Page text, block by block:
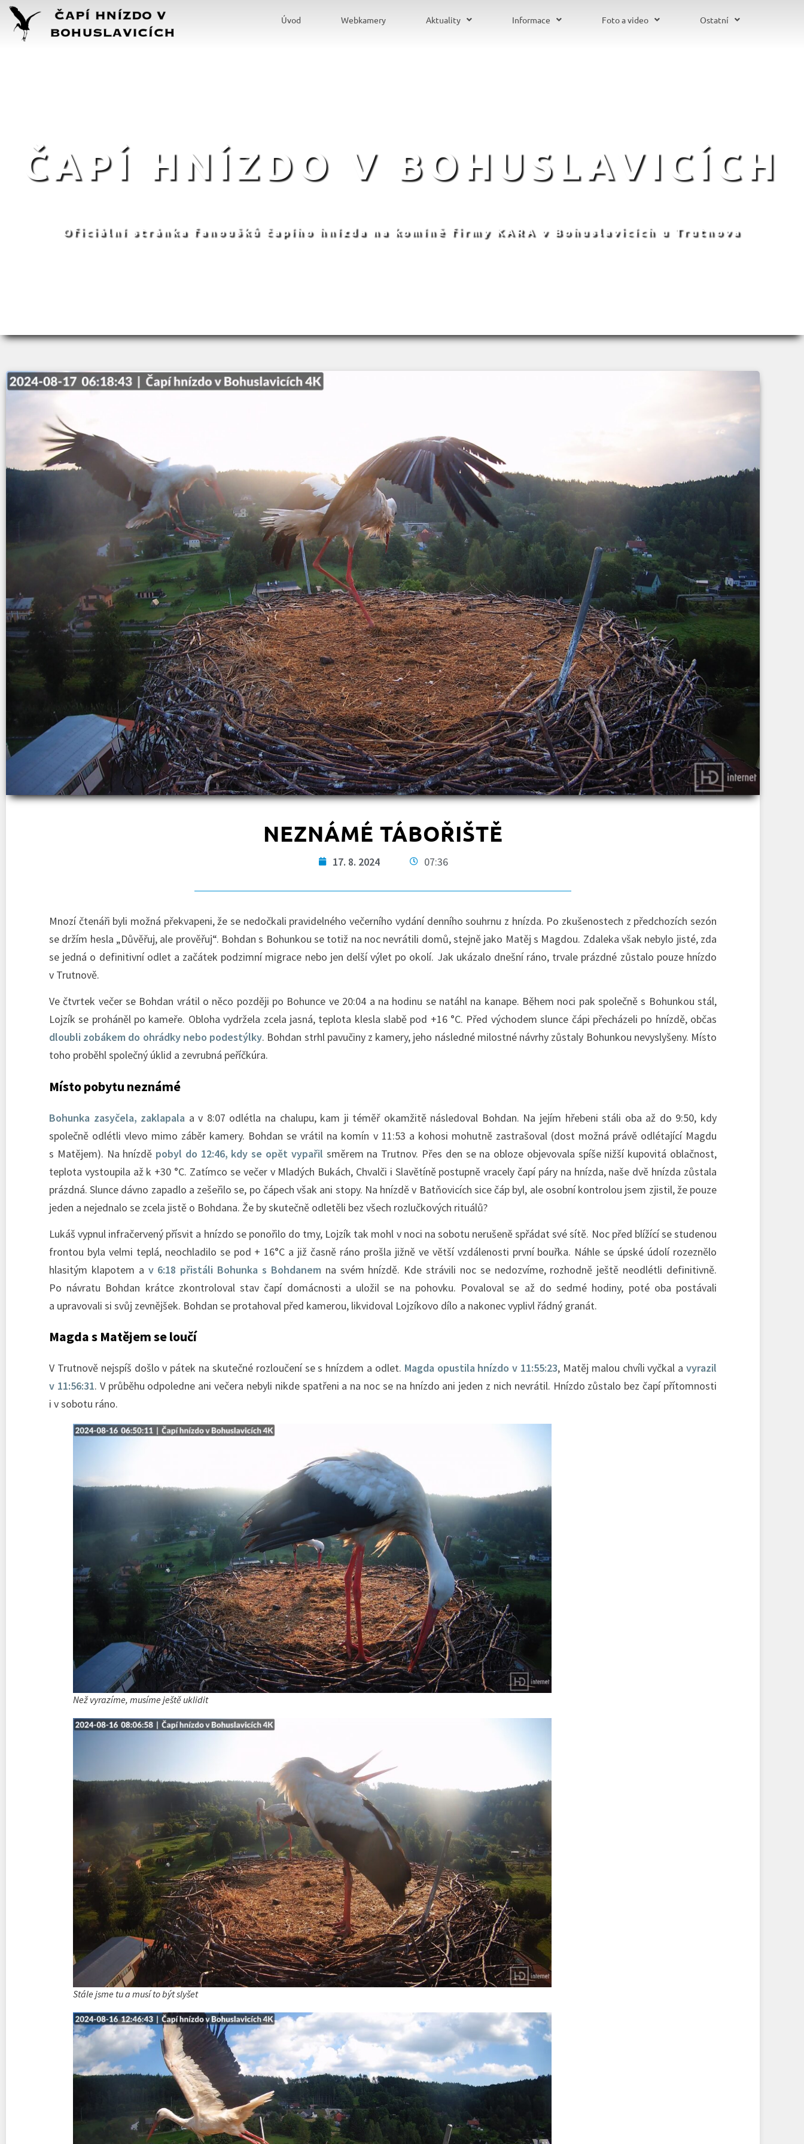
Úvod Webkamery Aktuality Informace Foto a video Ostatní
ČAPÍ HNÍZDO V BOHUSLAVICÍCH
Oficiální stránka fanoušků čapího hnízda na komíně firmy KARA v Bohuslavicích u Trutnova
NEZNÁMÉ TÁBOŘIŠTĚ
17. 8. 2024 07:36
Mnozí čtenáři byli možná překvapeni, že se nedočkali pravidelného večerního vydání denního souhrnu z hnízda. Po zkušenostech z předchozích sezón
se držím hesla „Důvěřuj, ale prověřuj“. Bohdan s Bohunkou se totiž na noc nevrátili domů, stejně jako Matěj s Magdou. Zdaleka však nebylo jisté, zda
se jedná o definitivní odlet a začátek podzimní migrace nebo jen delší výlet po okolí. Jak ukázalo dnešní ráno, trvale prázdné zůstalo pouze hnízdo
v Trutnově.
Ve čtvrtek večer se Bohdan vrátil o něco později po Bohunce ve 20:04 a na hodinu se natáhl na kanape. Během noci pak společně s Bohunkou stál,
Lojzík se proháněl po kameře. Obloha vydržela zcela jasná, teplota klesla slabě pod +16 °C. Před východem slunce čápi přecházeli po hnízdě, občas
dloubli zobákem do ohrádky nebo podestýlky. Bohdan strhl pavučiny z kamery, jeho následné milostné návrhy zůstaly Bohunkou nevyslyšeny. Místo
toho proběhl společný úklid a zevrubná peříčkúra.
Místo pobytu neznámé
Bohunka zasyčela, zaklapala a v 8:07 odlétla na chalupu, kam ji téměř okamžitě následoval Bohdan. Na jejím hřebeni stáli oba až do 9:50, kdy
společně odlétli vlevo mimo záběr kamery. Bohdan se vrátil na komín v 11:53 a kohosi mohutně zastrašoval (dost možná právě odlétající Magdu
s Matějem). Na hnízdě pobyl do 12:46, kdy se opět vypařil směrem na Trutnov. Přes den se na obloze objevovala spíše nižší kupovitá oblačnost,
teplota vystoupila až k +30 °C. Zatímco se večer v Mladých Bukách, Chvalči i Slavětíně postupně vracely čapí páry na hnízda, naše dvě hnízda zůstala
prázdná. Slunce dávno zapadlo a zešeřilo se, po čápech však ani stopy. Na hnízdě v Batňovicích sice čáp byl, ale osobní kontrolou jsem zjistil, že pouze
jeden a nejednalo se zcela jistě o Bohdana. Že by skutečně odletěli bez všech rozlučkových rituálů?
Lukáš vypnul infračervený přísvit a hnízdo se ponořilo do tmy, Lojzík tak mohl v noci na sobotu nerušeně spřádat své sítě. Noc před blížící se studenou
frontou byla velmi teplá, neochladilo se pod + 16°C a již časně ráno prošla jižně ve větší vzdálenosti první bouřka. Náhle se úpské údolí rozeznělo
hlasitým klapotem a v 6:18 přistáli Bohunka s Bohdanem na svém hnízdě. Kde strávili noc se nedozvíme, rozhodně ještě neodlétli definitivně.
Po návratu Bohdan krátce zkontroloval stav čapí domácnosti a uložil se na pohovku. Povaloval se až do sedmé hodiny, poté oba postávali
a upravovali si svůj zevnějšek. Bohdan se protahoval před kamerou, likvidoval Lojzíkovo dílo a nakonec vyplivl řádný granát.
Magda s Matějem se loučí
V Trutnově nejspíš došlo v pátek na skutečné rozloučení se s hnízdem a odlet. Magda opustila hnízdo v 11:55:23, Matěj malou chvíli vyčkal avyrazil
v 11:56:31. V průběhu odpoledne ani večera nebyli nikde spatřeni a na noc se na hnízdo ani jeden z nich nevrátil. Hnízdo zůstalo bez čapí přítomnosti
i v sobotu ráno.
Než vyrazíme, musíme ještě uklidit
Stále jsme tu a musí to být slyšet